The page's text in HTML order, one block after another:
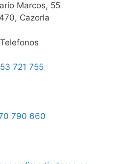
Marcos, 55
Cazorla
Telefonos
721 755
790 660